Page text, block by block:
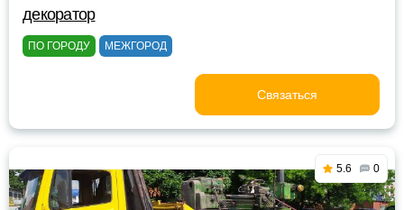
декоратор
ПО ГОРОДУ МЕЖГОРОД
Связаться
5.6 0